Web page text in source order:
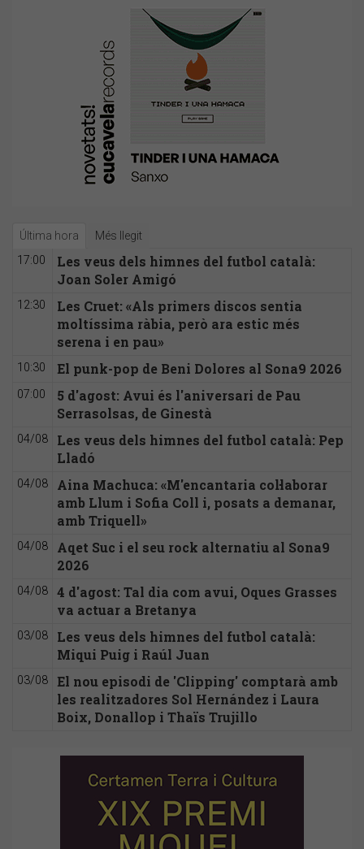
Última hora Més llegit
17:00
Les veus dels himnes del futbol català:
Joan Soler Amigó
12:30
Les Cruet: «Als primers discos sentia
moltíssima ràbia, però ara estic més
serena i en pau»
10:30 El punk-pop de Beni Dolores al Sona9 2026
07:00
5 d'agost: Avui és l'aniversari de Pau
Serrasolsas, de Ginestà
04/08
Les veus dels himnes del futbol català: Pep
Lladó
04/08
Aina Machuca: «M'encantaria col·laborar
amb Llum i Sofia Coll i, posats a demanar,
amb Triquell»
04/08
Aqet Suc i el seu rock alternatiu al Sona9
2026
04/08
4 d'agost: Tal dia com avui, Oques Grasses
va actuar a Bretanya
03/08
Les veus dels himnes del futbol català:
Miqui Puig i Raúl Juan
03/08
El nou episodi de 'Clipping' comptarà amb
les realitzadores Sol Hernández i Laura
Boix, Donallop i Thaïs Trujillo